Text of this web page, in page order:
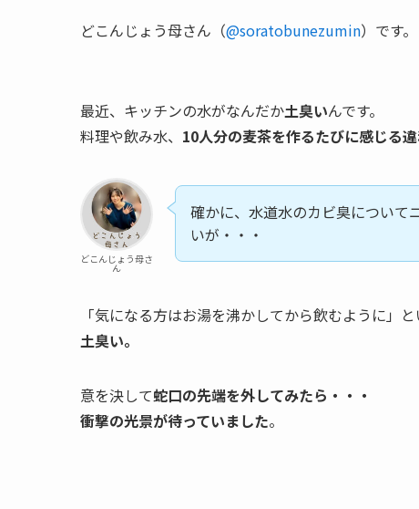
どこんじょう母さん（@soratobunezumin）です。
最近、キッチンの水がなんだか土臭いんです。
料理や飲み水、 10人分の麦茶を作るたびに感じる違
どこんじょう母さ
ん
確かに、水道水のカビ臭について
いが・・・
「気になる方はお湯を沸かしてから飲むように」
土臭い。
意を決して蛇口の先端を外してみたら・・・
衝撃の光景が待っていました。